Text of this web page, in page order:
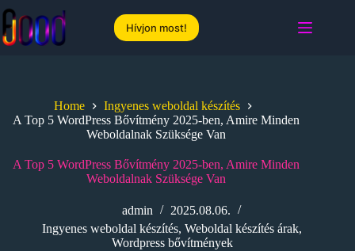
Skip
content
Hívjon most!
Home
Ingyenes weboldal készítés
A Top 5 WordPress Bővítmény 2025-ben, Amire Minden
Weboldalnak Szüksége Van
A Top 5 WordPress Bővítmény 2025-ben, Amire Minden
Weboldalnak Szüksége Van
admin
2025.08.06.
Ingyenes weboldal készítés,Weboldal készítés árak,
Wordpress bővítmények